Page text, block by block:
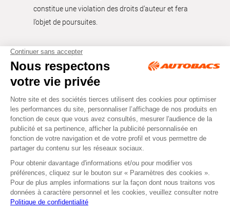
constitue une violation des droits d’auteur et fera
l’objet de poursuites.
Tous droits réservés © Autobacs
Mentions légales RGPD
Cookies CGV